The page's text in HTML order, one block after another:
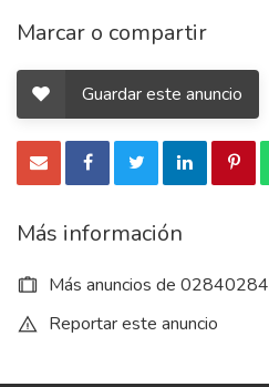
Marcar o compartir
Guardar este anuncio
Más información
Más anuncios de 02840284
Reportar este anuncio